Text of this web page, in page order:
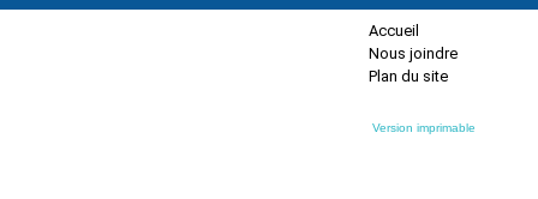
Accueil
Nous joindre
Plan du site
Version imprimable